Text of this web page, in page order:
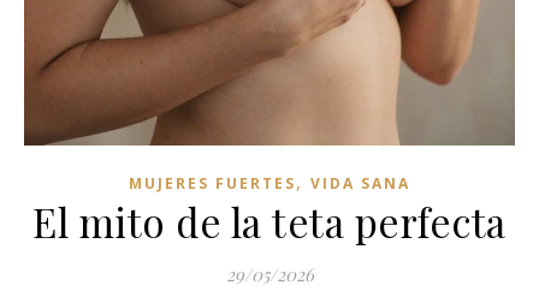
MUJERES FUERTES, VIDA SANA
El mito de la teta perfecta
29/05/2026